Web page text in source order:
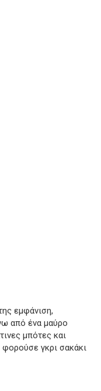
εμφάνιση,
από ένα μαύρο
μπότες και
γκρι σακάκι